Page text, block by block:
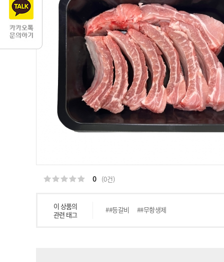
0 (0건)
이 상품의
관련 태그
##등갈비 ##무항생제